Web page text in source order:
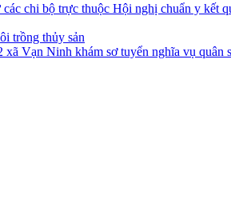
Hội nghị chuẩn y kết
trồng thủy sản
xã Vạn Ninh khám sơ tuyển nghĩa vụ quân